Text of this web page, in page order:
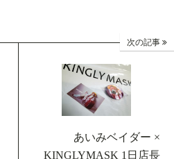
次の記事
あいみベイダー ×
KINGLYMASK 1日店長